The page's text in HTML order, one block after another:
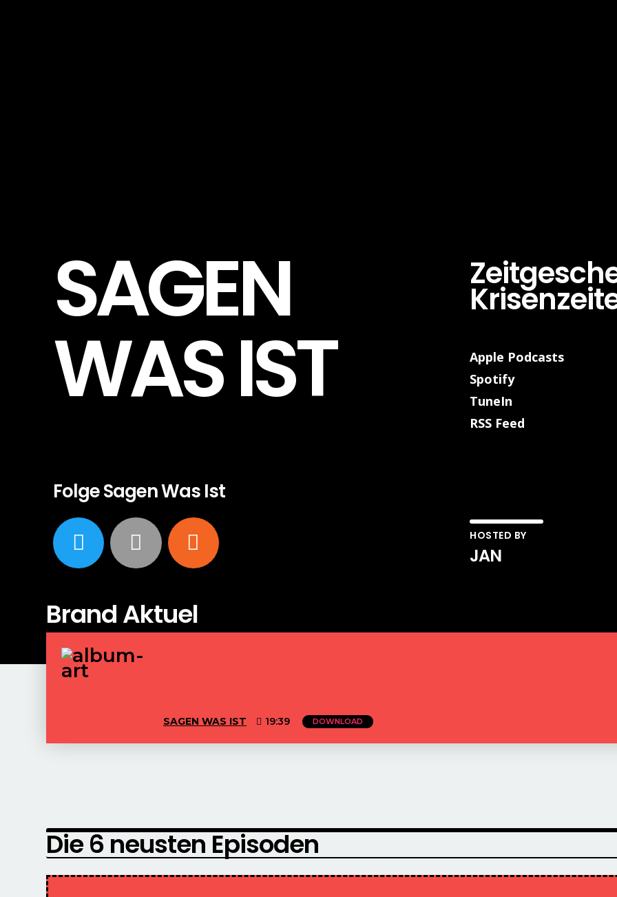
SAGEN
WAS IST
Apple Podcasts
Spotify
TuneIn
RSS Feed
Folge Sagen Was Ist
HOSTED BY
JAN
Brand Aktuel
SAGEN WAS IST 19:39 DOWNLOAD
Die 6 neusten Episoden